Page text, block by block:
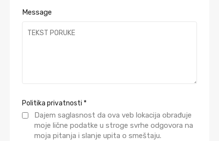
Message
Politika privatnosti *
Dajem saglasnost da ova veb lokacija obrađuje
moje lične podatke u stroge svrhe odgovora na
moja pitanja i slanje upita o smeštaju.